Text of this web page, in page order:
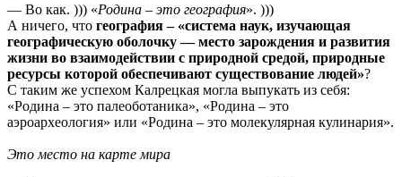
— Во как. ))) «Родина – это география». )))
А ничего, что география – «система наук, изучающая
географическую оболочку — место зарождения и развития
жизни во взаимодействии с природной средой, природные
ресурсы которой обеспечивают существование людей»?
С таким же успехом Калрецкая могла выпукать из себя:
«Родина – это палеоботаника», «Родина – это
аэроархеология» или «Родина – это молекулярная кулинария».
Это место на карте мира